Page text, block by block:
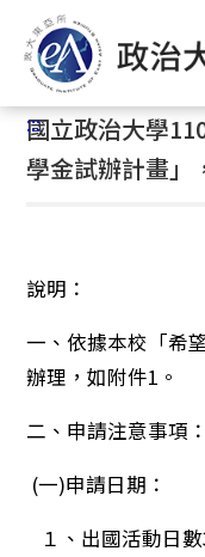
到
要
內
容
首頁/
:::
:::
國立政治大學
學金試辦計畫」
說明：​
一、依據本校「希
辦理，如附件1。
二、申請注意事項：
(一)申請日期：
１、出國活動日